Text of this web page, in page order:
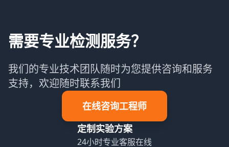
需要专业检测服务？
我们的专业技术团队随时为您提供咨询和服务
支持，欢迎随时联系我们
在线咨询工程师
定制实验方案
24小时专业客服在线